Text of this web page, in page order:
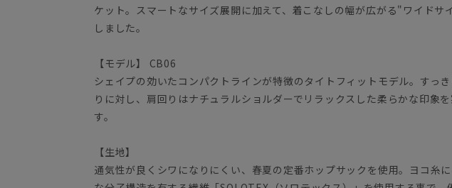
ケット。スマートなサイズ展開に加えて、着こなしの幅が広がる"ワイドサ
しました。
【モデル】 CB06
シェイプの効いたコンパクトラインが特徴のタイトフィットモデル。すっ
りに対し、肩回りはナチュラルショルダーでリラックスした柔らかな印象
す。
【生地】
通気性が良くシワになりにくい、春夏の定番ホップサックを使用。ヨコ糸